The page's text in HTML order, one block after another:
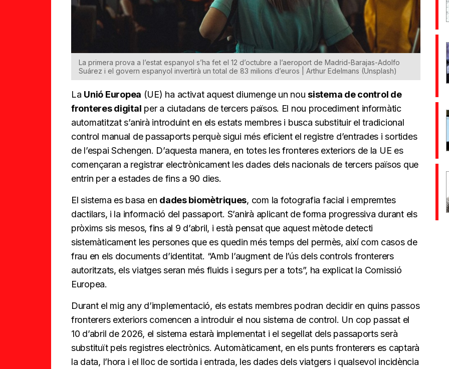
La primera prova a l’estat espanyol s’ha fet el 12 d’octubre a l’aeroport de Madrid-Barajas-Adolfo
Suárez i el govern espanyol invertirà un total de 83 milions d’euros | Arthur Edelmans (Unsplash)
La Unió Europea (UE) ha activat aquest diumenge un nousistema de control de
fronteres digital per a ciutadans de tercers països. El nou procediment informàtic
automatitzat s’anirà introduint en els estats membres i busca substituir el tradicional
control manual de passaports perquè sigui més eficient el registre d’entrades i sortides
de l’espai Schengen. D’aquesta manera, en totes les fronteres exteriors de la UE es
començaran a registrar electrònicament les dades dels nacionals de tercers països que
entrin per a estades de fins a 90 dies.
El sistema es basa en dades biomètriques, com la fotografia facial i empremtes
dactilars, i la informació del passaport. S’anirà aplicant de forma progressiva durant els
pròxims sis mesos, fins al 9 d’abril, i està pensat que aquest mètode detecti
sistemàticament les persones que es quedin més temps del permès, així com casos de
frau en els documents d’identitat. “Amb l’augment de l’ús dels controls fronterers
autoritzats, els viatges seran més fluids i segurs per a tots”, ha explicat la Comissió
Europea.
Durant el mig any d’implementació, els estats membres podran decidir en quins passos
fronterers exteriors comencen a introduir el nou sistema de control. Un cop passat el
10 d’abril de 2026, el sistema estarà implementat i el segellat dels passaports serà
substituït pels registres electrònics. Automàticament, en els punts fronterers es captarà
la data, l’hora i el lloc de sortida i entrada, les dades dels viatgers i qualsevol incidència